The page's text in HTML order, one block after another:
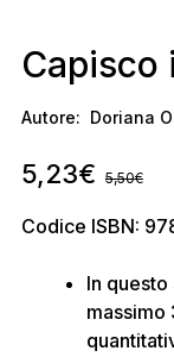
Capisco
Autore: Doriana
5,23€ 5,50€
Codice ISBN:
In
massimo